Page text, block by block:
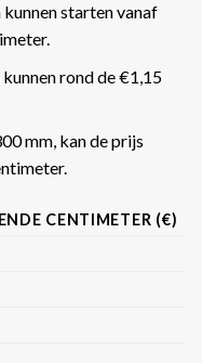
starten vanaf
rond de €1,15
mm, kan de prijs
CENTIMETER (€)